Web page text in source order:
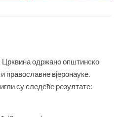
Црквина одржано општинско
православне вјеронауке.
су следеће резултате: